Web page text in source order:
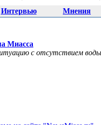
Интервью Мнения
Миасса
с отсутствием воды